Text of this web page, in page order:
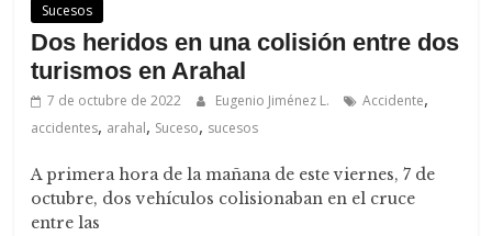
Sucesos
Dos heridos en una colisión entre dos
turismos en Arahal
7 de octubre de 2022 Eugenio Jiménez L. Accidente,
accidentes, arahal, Suceso, sucesos
A primera hora de la mañana de este viernes, 7 de
octubre, dos vehículos colisionaban en el cruce
entre las